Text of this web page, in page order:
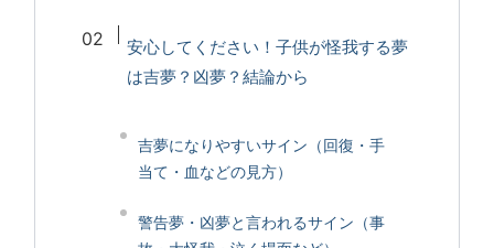
安心してください！子供が怪我する夢
は吉夢？凶夢？結論から
吉夢になりやすいサイン（回復・手
当て・血などの見方）
警告夢・凶夢と言われるサイン（事